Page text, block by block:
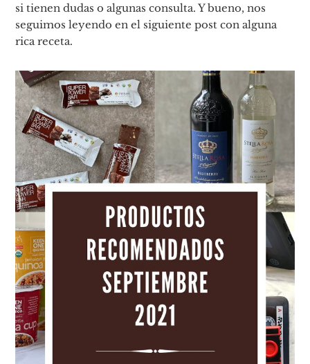
si tienen dudas o algunas consulta. Y bueno, nos
seguimos leyendo en el siguiente post con alguna
rica receta.